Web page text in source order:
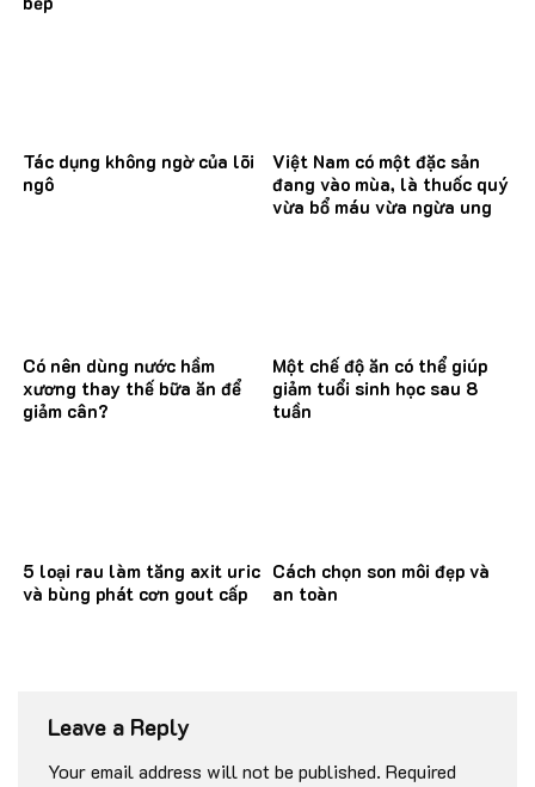
Tác dụng không ngờ của lõi
ngô
Việt Nam có một đặc sản
đang vào mùa, là thuốc quý
vừa bổ máu vừa ngừa ung
Có nên dùng nước hầm
xương thay thế bữa ăn để
giảm cân?
Một chế độ ăn có thể giúp
giảm tuổi sinh học sau 8
tuần
5 loại rau làm tăng axit uric
và bùng phát cơn gout cấp
Cách chọn son môi đẹp và
an toàn
Leave a Reply
Your email address will not be published. Required